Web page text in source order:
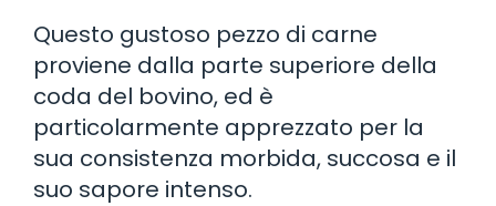
Questo gustoso pezzo di carne
proviene dalla parte superiore della
coda del bovino, ed è
particolarmente apprezzato per la
sua consistenza morbida, succosa e il
suo sapore intenso.